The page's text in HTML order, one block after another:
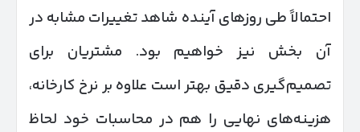
احتمالاً طی روزهای آینده شاهد تغییرات مشابه در
آن بخش نیز خواهیم بود. مشتریان برای
تصمیم‌گیری دقیق بهتر است علاوه بر نرخ کارخانه،
هزینه‌های نهایی را هم در محاسبات خود لحاظ